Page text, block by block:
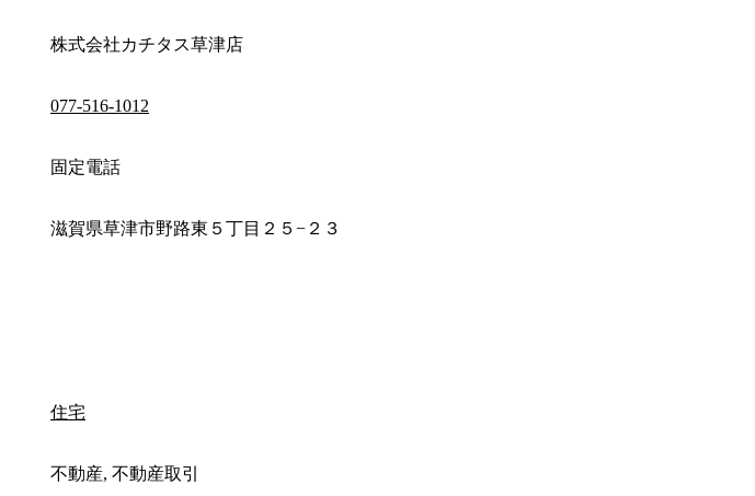
株式会社カチタス草津店
077-516-1012
固定電話
滋賀県草津市野路東５丁目２５−２３
住宅
不動産, 不動産取引